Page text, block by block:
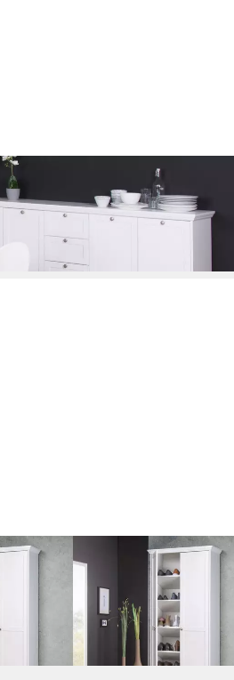
Landwood weiß mit 4 Schubkästen
cm
Mehrzweckschrank Landwood 13 weiß
5 EB, 80/200/39 cm